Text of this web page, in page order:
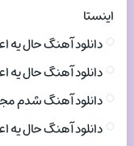
اینستا
دانلود آهنگ حال یه
دانلود آهنگ حال
دانلود آهنگ شدم
دانلود آهنگ حال